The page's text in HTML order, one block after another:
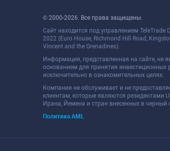
© 2000-2026. Все права защищены.
Сайт находится под управлением TeleTrade
2022 (Euro House, Richmond Hill Road,
Vincent and the Grenadines).
Информация, представленная на сайте, не
основанием для принятия инвестиционных
исключительно в ознакомительных целях.
Компания не обслуживает и не
клиентам, которые являются резидентами
Ирана, Йемена и стран внесенных в черный
Политика AML